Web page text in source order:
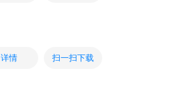
详情 扫一扫下载